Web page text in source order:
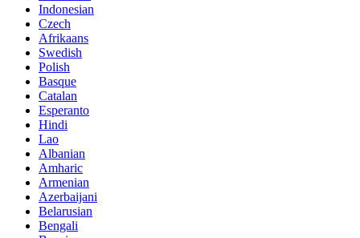
Indonesian
Czech
Afrikaans
Swedish
Polish
Basque
Catalan
Esperanto
Hindi
Lao
Albanian
Amharic
Armenian
Azerbaijani
Belarusian
Bengali